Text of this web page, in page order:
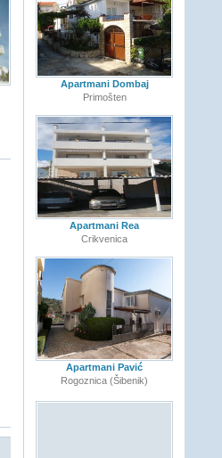
Apartmani Dombaj
Primošten
Apartmani Rea
Crikvenica
Apartmani Pavić
Rogoznica (Šibenik)